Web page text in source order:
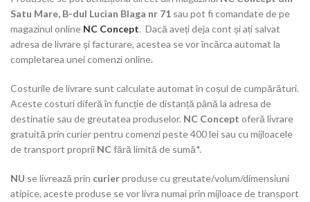
Satu Mare, B-dul Lucian Blaga nr 71 sau pot fi comandate de pe
magazinul online NC Concept. Dacă aveți deja cont și ați salvat
adresa de livrare și facturare, acestea se vor încărca automat la
completarea unei comenzi online.
Costurile de livrare sunt calculate automat în coșul de cumpărături.
Aceste costuri diferă în funcție de distanță până la adresa de
destinatie sau de greutatea produselor. NC Concept oferă livrare
gratuită prin curier pentru comenzi peste 400 lei sau cu mijloacele
de transport proprii NC fără limită de sumă*.
NU se livrează prin curierproduse cu greutate/volum/dimensiuni
atipice, aceste produse se vor livra numai prin mijloace de transport